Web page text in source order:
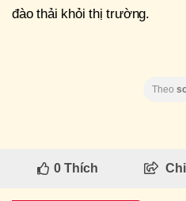
đào thải khỏi thị trường.
Theo
0Thích